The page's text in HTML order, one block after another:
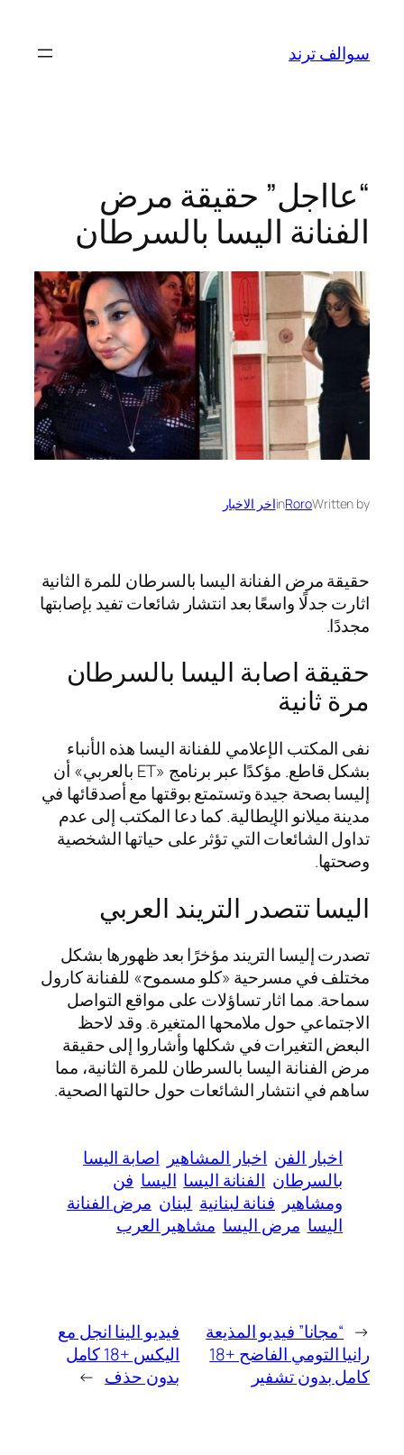
المحتوى
سوالف ترند
“عااجل” حقيقة مرض
الفنانة اليسا بالسرطان
Written by
Roro
inاخر الاخبار
حقيقة مرض الفنانة اليسا بالسرطان للمرة الثانية
اثارت جدلًا واسعًا بعد انتشار شائعات تفيد بإصابتها
مجددًا.
حقيقة اصابة اليسا بالسرطان
مرة ثانية
نفى المكتب الإعلامي للفنانة اليسا هذه الأنباء
بشكل قاطع. مؤكدًا عبر برنامج «ET بالعربي» أن
إليسا بصحة جيدة وتستمتع بوقتها مع أصدقائها في
مدينة ميلانو الإيطالية. كما دعا المكتب إلى عدم
تداول الشائعات التي تؤثر على حياتها الشخصية
وصحتها.
اليسا تتصدر التريند العربي
تصدرت إليسا التريند مؤخرًا بعد ظهورها بشكل
مختلف في مسرحية «كلو مسموح» للفنانة كارول
سماحة. مما اثار تساؤلات على مواقع التواصل
الاجتماعي حول ملامحها المتغيرة. وقد لاحظ
البعض التغيرات في شكلها وأشاروا إلى حقيقة
مرض الفنانة اليسا بالسرطان للمرة الثانية، مما
ساهم في انتشار الشائعات حول حالتها الصحية.
اخبار الفن اخبار المشاهير اصابة اليسا
بالسرطان الفنانة اليسا اليسا فن
ومشاهير فنانة لبنانية لبنان مرض الفنانة
اليسا مرض اليسا مشاهير العرب
← “مجانا” فيديو المذيعة
رانيا التومي الفاضح +18
كامل بدون تشفير
فيديو الينا انجل مع
اليكس +18 كامل
بدون حذف →